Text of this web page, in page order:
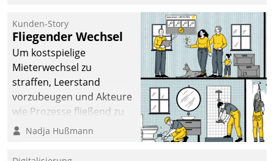
Unternehmen.
Kunden-Story
Fliegender Wechsel
Um kostspielige
Mieterwechsel zu
straffen, Leerstand
vorzubeugen und Akteure
wie Prozesse fließend zu
vernetzen, nutzt die
Jahresbeginn eine
Nadja Hußmann